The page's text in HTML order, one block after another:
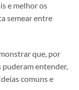
e melhor os
semear entre
que, por
puderam entender,
comuns e